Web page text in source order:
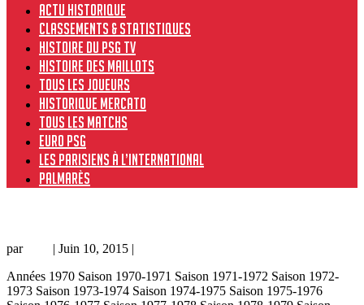
Actu historique
Classements & Statistiques
Histoire du PSG TV
Histoire des maillots
Tous les joueurs
Historique Mercato
Tous les matchs
Euro PSG
Les Parisiens à l’international
Palmarès
par | Juin 10, 2015 |
Années 1970 Saison 1970-1971 Saison 1971-1972 Saison 1972-
1973 Saison 1973-1974 Saison 1974-1975 Saison 1975-1976